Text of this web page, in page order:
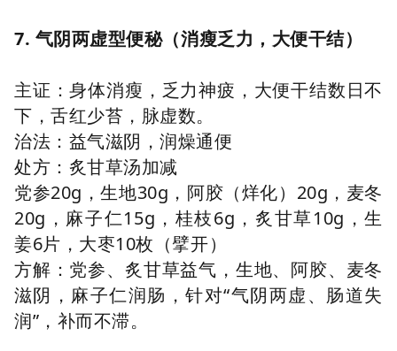
7. 气阴两虚型便秘（消瘦乏力，大便干结）
主证：身体消瘦，乏力神疲，大便干结数日不
下，舌红少苔，脉虚数。
治法：益气滋阴，润燥通便
处方：炙甘草汤加减
党参20g，生地30g，阿胶（烊化）20g，麦冬
20g，麻子仁15g，桂枝6g，炙甘草10g，生
姜6片，大枣10枚（擘开）
方解：党参、炙甘草益气，生地、阿胶、麦冬
滋阴，麻子仁润肠，针对“气阴两虚、肠道失
润”，补而不滞。